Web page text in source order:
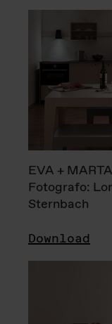
EVA + MARTA
Fotografo:
Sternbach
Download